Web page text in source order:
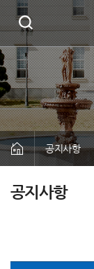
공지사항
공지사항